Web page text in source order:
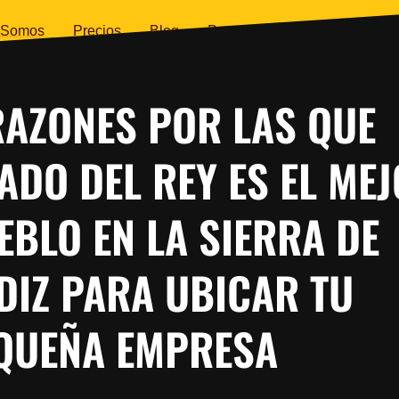
Precios Blog Preguntas Frecuentes
POR LAS QUE
DEL REY ES EL
EN LA SIERRA DE
PARA UBICAR TU
EMPRESA